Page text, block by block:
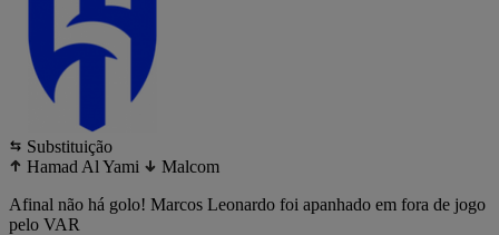
Substituição
Hamad Al Yami
Malcom
Afinal não há golo! Marcos Leonardo foi apanhado em fora de jogo
pelo VAR